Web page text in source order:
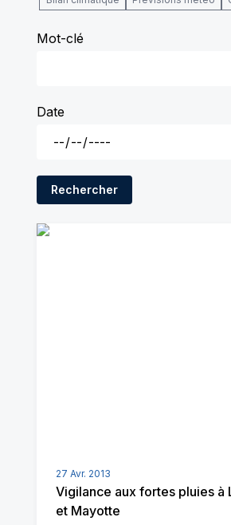
Mot-clé
Date
Rechercher
27 Avr. 2013
Vigilance aux fortes pluies à
et Mayotte